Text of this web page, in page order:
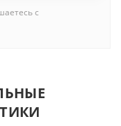
с